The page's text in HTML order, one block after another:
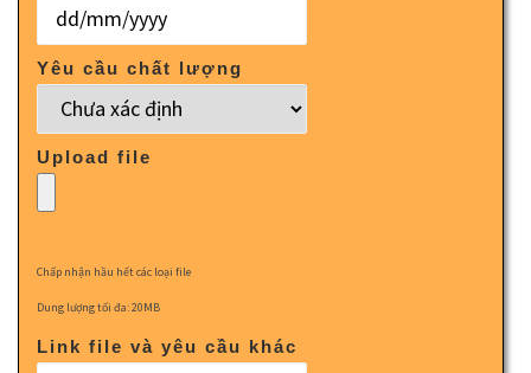
Yêu cầu chất lượng
Upload file
Chấp nhận hầu hết các loại file
Dung lượng tối đa: 20MB
Link file và yêu cầu khác